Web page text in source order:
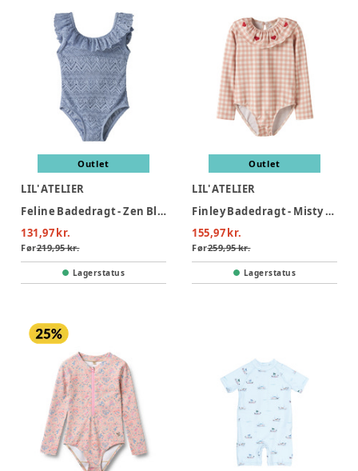
Outlet
LIL' ATELIER
Feline Badedragt - Zen Blue
131,97 kr.
Før219,95 kr.
Lagerstatus
Outlet
LIL' ATELIER
Finley Badedragt - Misty Rose
155,97 kr.
Før259,95 kr.
Lagerstatus